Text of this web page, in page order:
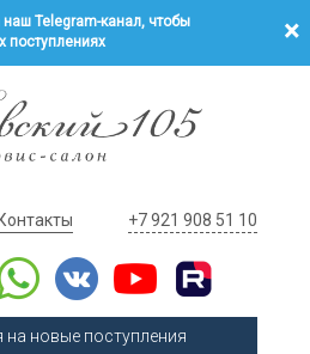
Telegram-канал, чтобы
поступлениях
Контакты +7 921 908 51 10
на новые поступления